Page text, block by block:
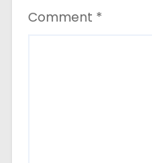
Comment *